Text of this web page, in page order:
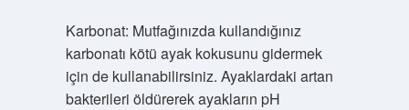
Karbonat: Mutfağınızda kullandığınız
karbonatı kötü ayak kokusunu gidermek
için de kullanabilirsiniz. Ayaklardaki artan
bakterileri öldürerek ayakların pH